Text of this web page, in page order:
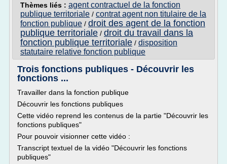
Thèmes liés : agent contractuel de la fonction
publique territoriale / contrat agent non titulaire de la
fonction publique / droit des agent de la fonction
publique territoriale / droit du travail dans la
fonction publique territoriale / disposition
statutaire relative fonction publique
Trois fonctions publiques - Découvrir les
fonctions ...
Travailler dans la fonction publique
Découvrir les fonctions publiques
Cette vidéo reprend les contenus de la partie "Découvrir les
fonctions publiques"
Pour pouvoir visionner cette vidéo :
Transcript textuel de la vidéo "Découvrir les fonctions
publiques"